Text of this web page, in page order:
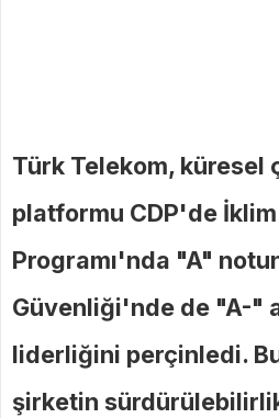
Türk Telekom, küresel
platformu CDP'de
Programı'nda "A"
Güvenliği'nde de "A-"
liderliğini perçinledi.
şirketin